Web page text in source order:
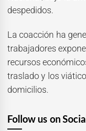
despedidos.
La coacción ha
trabajadores
recursos
traslado y los
domicilios.
Follow us on